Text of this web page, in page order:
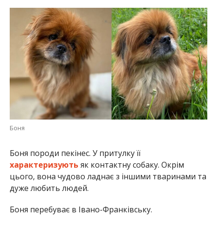
Боня
Боня породи пекінес. У притулку її
характеризують як контактну собаку. Окрім
цього, вона чудово ладнає з іншими тваринами та
дуже любить людей.
Боня перебуває в Івано-Франківську.